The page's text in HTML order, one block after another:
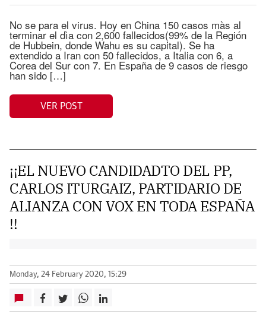
No se para el virus. Hoy en China 150 casos màs al
terminar el dìa con 2,600 fallecidos(99% de la Región
de Hubbein, donde Wahu es su capital). Se ha
extendido a Iran con 50 fallecidos, a Italia con 6, a
Corea del Sur con 7. En España de 9 casos de riesgo
han sido […]
VER POST
¡¡EL NUEVO CANDIDADTO DEL PP,
CARLOS ITURGAIZ, PARTIDARIO DE
ALIANZA CON VOX EN TODA ESPAÑA
!!
Monday, 24 February 2020, 15:29